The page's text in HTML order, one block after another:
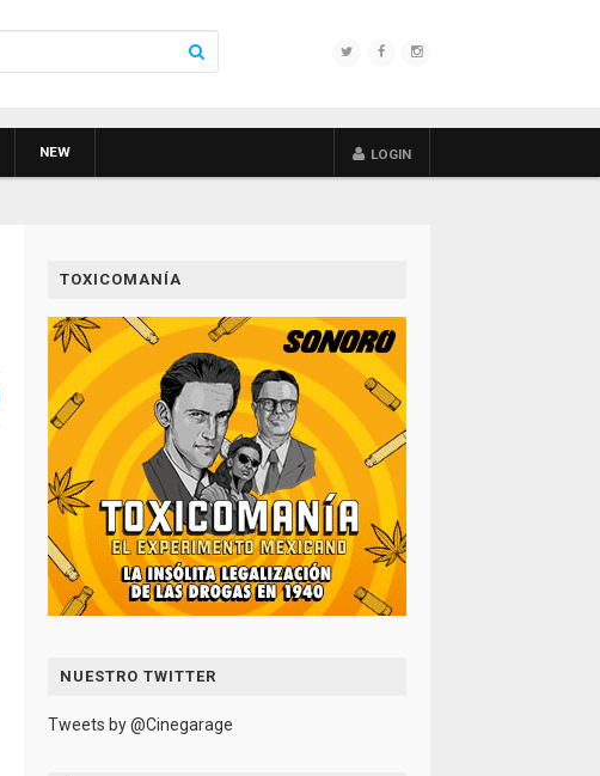
NEW LOGIN
TOXICOMANÍA
NUESTRO TWITTER
Tweets by @Cinegarage